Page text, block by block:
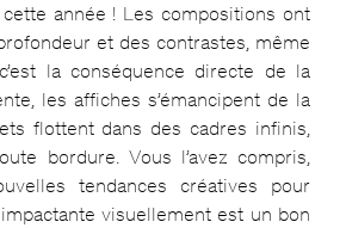
année ! Les compositions ont
et des contrastes, même
la conséquence directe de la
les affiches s’émancipent de la
flottent dans des cadres infinis,
bordure. Vous l’avez compris,
tendances créatives pour
visuellement est un bon